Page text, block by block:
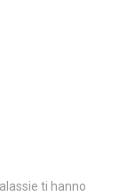
ti hanno